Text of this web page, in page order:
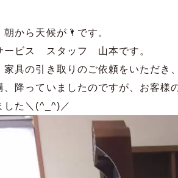
朝から天候が🌂です。
ービス スタッフ 山本です。
家具の引き取りのご依頼をいただき
、降っていましたのですが、お客様
した＼(^_^)／